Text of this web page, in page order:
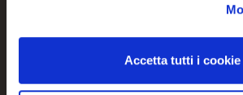
Accetta tutti i cookie
Downloads